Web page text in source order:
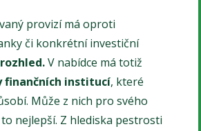
provizí má oproti
či konkrétní investiční
V nabídce má totiž
finančních institucí, které
Může z nich pro svého
nejlepší. Z hlediska pestrosti